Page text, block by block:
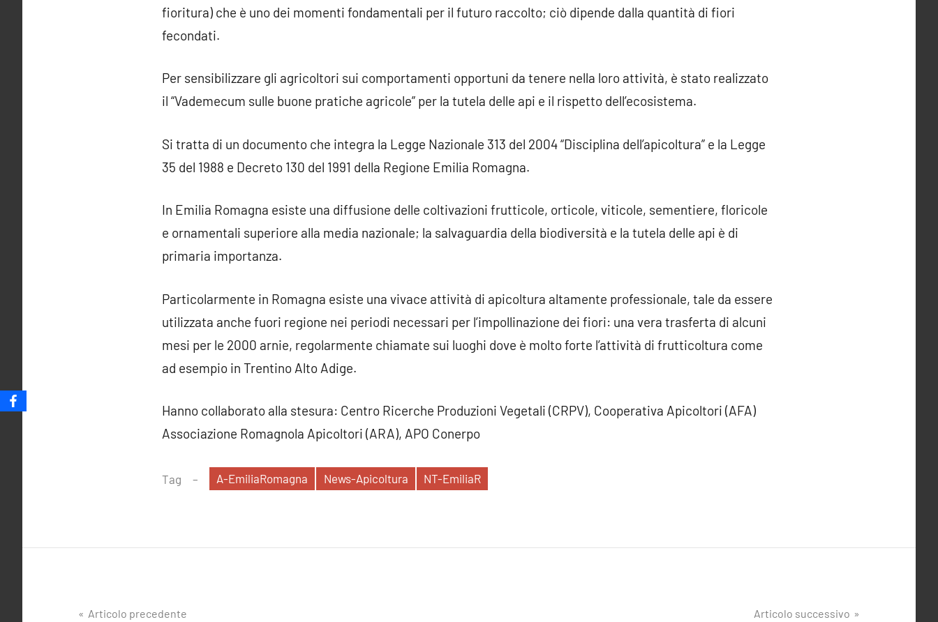
fioritura) che è uno dei momenti fondamentali per il futuro raccolto; ciò dipende dalla quantità di fiori
fecondati.
Per sensibilizzare gli agricoltori sui comportamenti opportuni da tenere nella loro attività, è stato realizzato
il “Vademecum sulle buone pratiche agricole” per la tutela delle api e il rispetto dell’ecosistema.
Si tratta di un documento che integra la Legge Nazionale 313 del 2004 “Disciplina dell’apicoltura” e la Legge
35 del 1988 e Decreto 130 del 1991 della Regione Emilia Romagna.
In Emilia Romagna esiste una diffusione delle coltivazioni frutticole, orticole, viticole, sementiere, floricole
e ornamentali superiore alla media nazionale; la salvaguardia della biodiversità e la tutela delle api è di
primaria importanza.
Particolarmente in Romagna esiste una vivace attività di apicoltura altamente professionale, tale da essere
utilizzata anche fuori regione nei periodi necessari per l’impollinazione dei fiori: una vera trasferta di alcuni
mesi per le 2000 arnie, regolarmente chiamate sui luoghi dove è molto forte l’attività di frutticoltura come
ad esempio in Trentino Alto Adige.
Hanno collaborato alla stesura: Centro Ricerche Produzioni Vegetali (CRPV), Cooperativa Apicoltori (AFA)
Associazione Romagnola Apicoltori (ARA), APO Conerpo
Tag A-EmiliaRomagna News-Apicoltura NT-EmiliaR
Navigazione
Articolo precedente Articolo successivo